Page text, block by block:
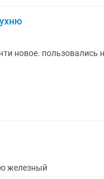
новое. пользовались
железный